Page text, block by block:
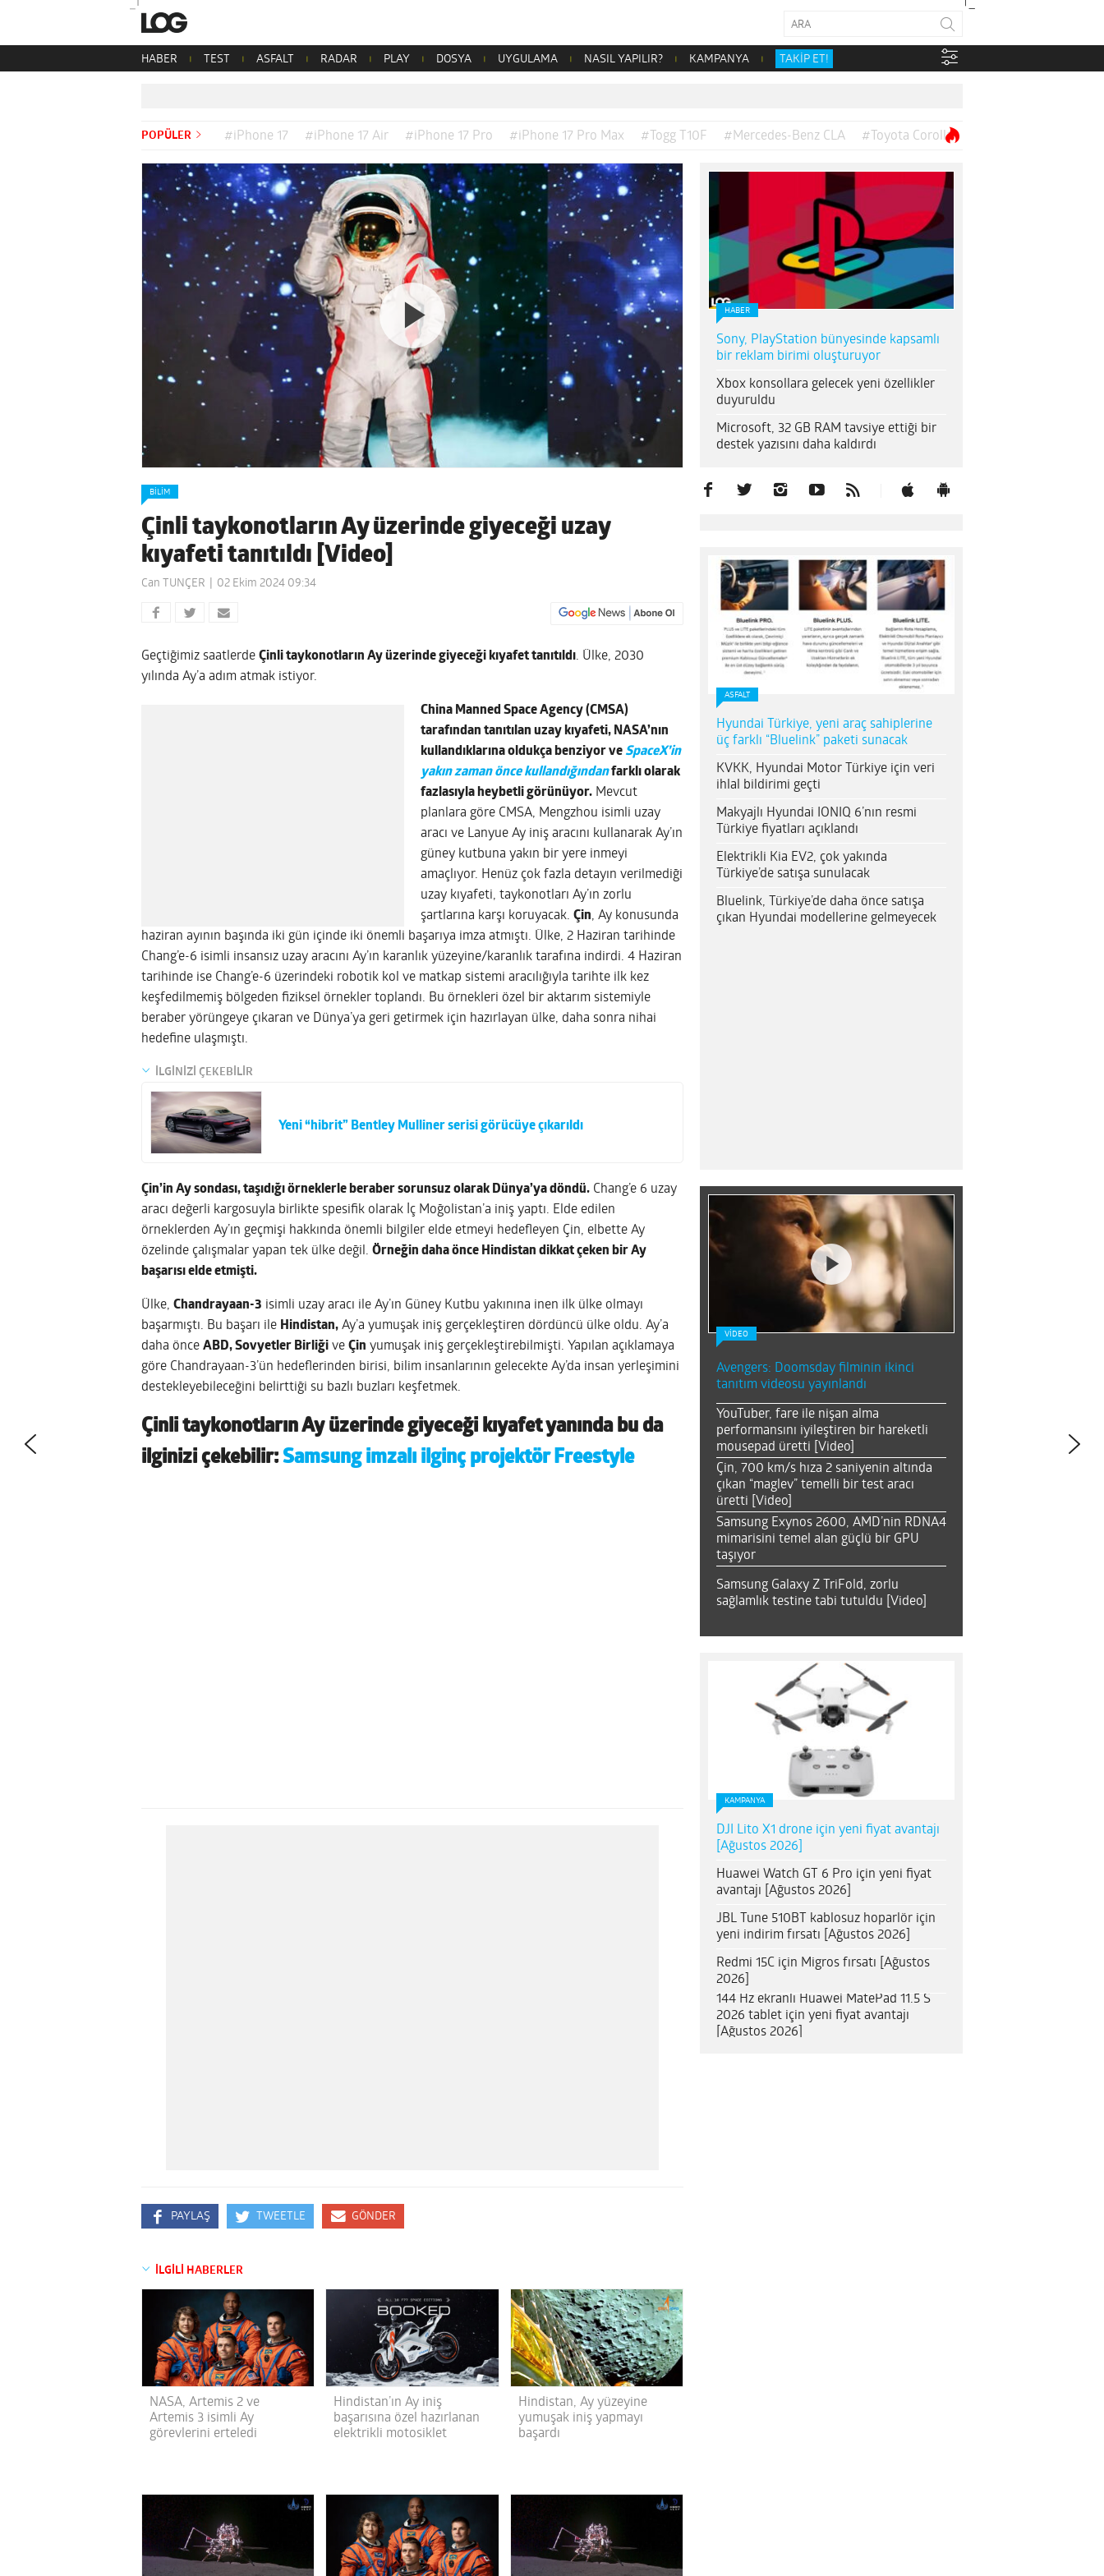
HABER TEST ASFALT RADAR PLAY DOSYA UYGULAMA NASIL YAPILIR? KAMPANYA TAKİP ET!
POPÜLER #iPhone 17 #iPhone 17 Air #iPhone 17 Pro #iPhone 17 Pro Max #Togg T10F #Mercedes-Benz CLA #Toyota Corolla
BILIM
Çinli taykonotların Ay üzerinde giyeceği uzay
kıyafeti tanıtıldı [Video]
Can TUNÇER 02 Ekim 2024 09:34
Geçtiğimiz saatlerde Çinli taykonotların Ay üzerinde giyeceği kıyafet tanıtıldı. Ülke, 2030
yılında Ay’a adım atmak istiyor.
China Manned Space Agency (CMSA)
tarafından tanıtılan uzay kıyafeti, NASA’nın
kullandıklarına oldukça benziyor ve SpaceX’in
yakın zaman önce kullandığındanfarklı olarak
fazlasıyla heybetli görünüyor. Mevcut
planlara göre CMSA, Mengzhou isimli uzay
aracı ve Lanyue Ay iniş aracını kullanarak Ay’ın
güney kutbuna yakın bir yere inmeyi
amaçlıyor. Henüz çok fazla detayın verilmediği
uzay kıyafeti, taykonotları Ay’ın zorlu
şartlarına karşı koruyacak. Çin, Ay konusunda
haziran ayının başında iki gün içinde iki önemli başarıya imza atmıştı. Ülke, 2 Haziran tarihinde
Chang’e-6 isimli insansız uzay aracını Ay’ın karanlık yüzeyine/karanlık tarafına indirdi. 4 Haziran
tarihinde ise Chang’e-6 üzerindeki robotik kol ve matkap sistemi aracılığıyla tarihte ilk kez
keşfedilmemiş bölgeden fiziksel örnekler toplandı. Bu örnekleri özel bir aktarım sistemiyle
beraber yörüngeye çıkaran ve Dünya’ya geri getirmek için hazırlayan ülke, daha sonra nihai
hedefine ulaşmıştı.
İLGİNİZİ ÇEKEBİLİR
Yeni “hibrit” Bentley Mulliner serisi görücüye çıkarıldı
Çin’in Ay sondası, taşıdığı örneklerle beraber sorunsuz olarak Dünya’ya döndü. Chang’e 6 uzay
aracı değerli kargosuyla birlikte spesifik olarak İç Moğolistan’a iniş yaptı. Elde edilen
örneklerden Ay’ın geçmişi hakkında önemli bilgiler elde etmeyi hedefleyen Çin, elbette Ay
özelinde çalışmalar yapan tek ülke değil. Örneğin daha önce Hindistan dikkat çeken bir Ay
başarısı elde etmişti.
Ülke, Chandrayaan-3 isimli uzay aracı ile Ay’ın Güney Kutbu yakınına inen ilk ülke olmayı
başarmıştı. Bu başarı ile Hindistan, Ay’a yumuşak iniş gerçekleştiren dördüncü ülke oldu. Ay’a
daha önce ABD, Sovyetler Birliği ve Çin yumuşak iniş gerçekleştirebilmişti. Yapılan açıklamaya
göre Chandrayaan-3’ün hedeflerinden birisi, bilim insanlarının gelecekte Ay’da insan yerleşimini
destekleyebileceğini belirttiği su bazlı buzları keşfetmek.
Çinli taykonotların Ay üzerinde giyeceği kıyafet yanında bu da
ilginizi çekebilir: Samsung imzalı ilginç projektör Freestyle
PAYLAŞ TWEETLE GÖNDER
İLGİLİ HABERLER
NASA, Artemis 2 ve
Artemis 3 isimli Ay
görevlerini erteledi
Hindistan’ın Ay iniş
başarısına özel hazırlanan
elektrikli motosiklet
Hindistan, Ay yüzeyine
yumuşak iniş yapmayı
başardı
HABER
Sony, PlayStation bünyesinde kapsamlı
bir reklam birimi oluşturuyor
Xbox konsollara gelecek yeni özellikler
duyuruldu
Microsoft, 32 GB RAM tavsiye ettiği bir
destek yazısını daha kaldırdı
ASFALT
Hyundai Türkiye, yeni araç sahiplerine
üç farklı “Bluelink” paketi sunacak
KVKK, Hyundai Motor Türkiye için veri
ihlal bildirimi geçti
Makyajlı Hyundai IONIQ 6’nın resmi
Türkiye fiyatları açıklandı
Elektrikli Kia EV2, çok yakında
Türkiye’de satışa sunulacak
Bluelink, Türkiye’de daha önce satışa
çıkan Hyundai modellerine gelmeyecek
VİDEO
Avengers: Doomsday filminin ikinci
tanıtım videosu yayınlandı
YouTuber, fare ile nişan alma
performansını iyileştiren bir hareketli
mousepad üretti [Video]
Çin, 700 km/s hıza 2 saniyenin altında
çıkan “maglev” temelli bir test aracı
üretti [Video]
Samsung Exynos 2600, AMD’nin RDNA4
mimarisini temel alan güçlü bir GPU
taşıyor
Samsung Galaxy Z TriFold, zorlu
sağlamlık testine tabi tutuldu [Video]
KAMPANYA
DJI Lito X1 drone için yeni fiyat avantajı
[Ağustos 2026]
Huawei Watch GT 6 Pro için yeni fiyat
avantajı [Ağustos 2026]
JBL Tune 510BT kablosuz hoparlör için
yeni indirim fırsatı [Ağustos 2026]
Redmi 15C için Migros fırsatı [Ağustos
2026]
144 Hz ekranlı Huawei MatePad 11.5 S
2026 tablet için yeni fiyat avantajı
[Ağustos 2026]